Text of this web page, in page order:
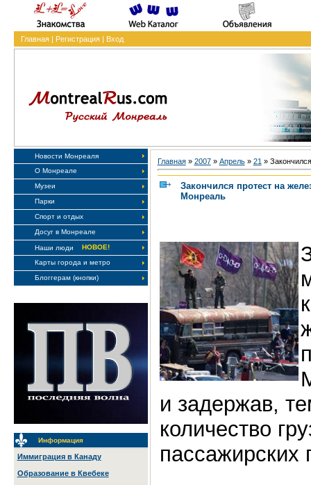
Главная| Регистрация| Вход
Новости Монреаля
О Монреале
Музеи
Парки
Спорт и отдых
Досуг в Монреале
Наши люди
НОВОЕ!
Карты города и метро
Блоггерам (кнопки)
Информация
Иммиграция в Канаду
Образование в Квебеке
Главная» 2007 » Апрель » 21 »
Закончился протест на
Монреаль
и задержав,
количество
пассажирских